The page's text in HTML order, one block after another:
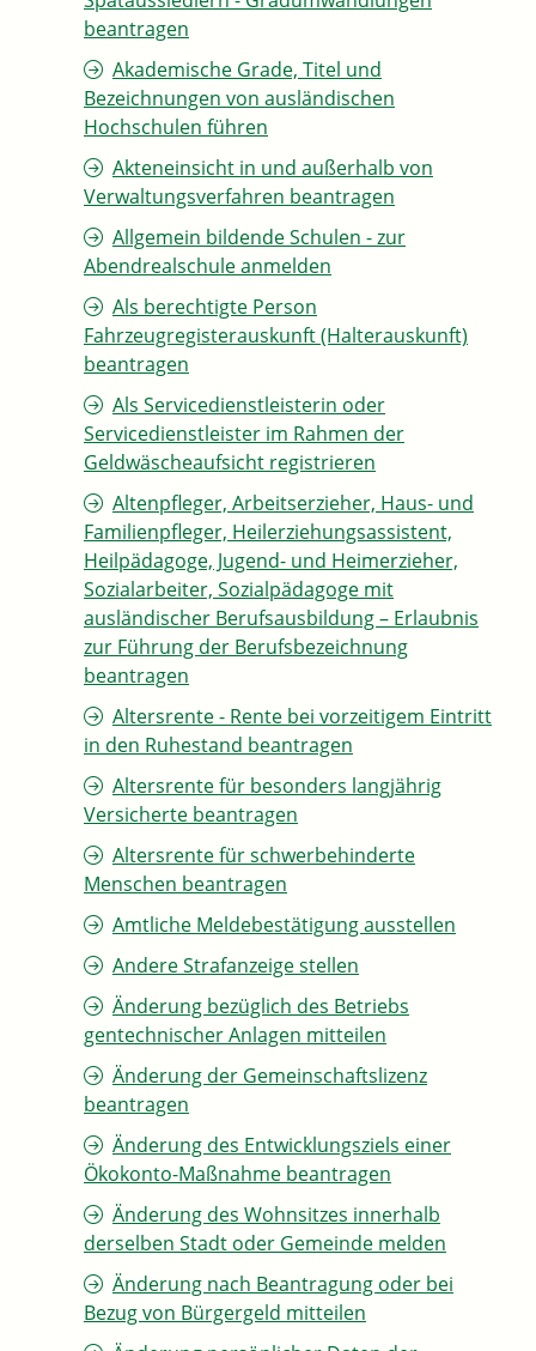
beantragen
Akademische Grade, Titel und
Bezeichnungen von ausländischen
Hochschulen führen
Akteneinsicht in und außerhalb von
Verwaltungsverfahren beantragen
Allgemein bildende Schulen - zur
Abendrealschule anmelden
Als berechtigte Person
Fahrzeugregisterauskunft (Halterauskunft)
beantragen
Als Servicedienstleisterin oder
Servicedienstleister im Rahmen der
Geldwäscheaufsicht registrieren
Altenpfleger, Arbeitserzieher, Haus- und
Familienpfleger, Heilerziehungsassistent,
Heilpädagoge, Jugend- und Heimerzieher,
Sozialarbeiter, Sozialpädagoge mit
ausländischer Berufsausbildung – Erlaubnis
zur Führung der Berufsbezeichnung
beantragen
Altersrente - Rente bei vorzeitigem Eintritt
in den Ruhestand beantragen
Altersrente für besonders langjährig
Versicherte beantragen
Altersrente für schwerbehinderte
Menschen beantragen
Amtliche Meldebestätigung ausstellen
Andere Strafanzeige stellen
Änderung bezüglich des Betriebs
gentechnischer Anlagen mitteilen
Änderung der Gemeinschaftslizenz
beantragen
Änderung des Entwicklungsziels einer
Ökokonto-Maßnahme beantragen
Änderung des Wohnsitzes innerhalb
derselben Stadt oder Gemeinde melden
Änderung nach Beantragung oder bei
Bezug von Bürgergeld mitteilen